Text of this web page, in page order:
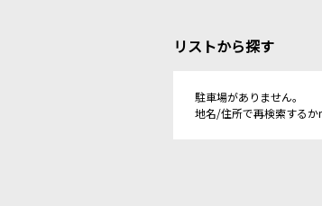
リストから探す
駐車場がありません。
地名/住所で再検索するか